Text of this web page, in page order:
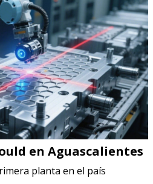
en Aguascalientes
planta en el país